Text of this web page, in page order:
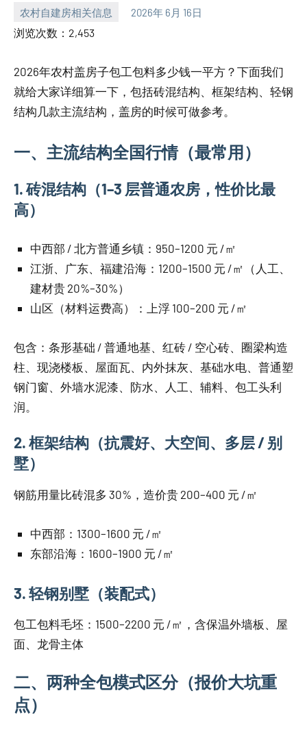
农村自建房相关信息 2026年 6月 16日
yacool
浏览次数：2,453
2026年农村盖房子包工包料多少钱一平方？下面我们
就给大家详细算一下，包括砖混结构、框架结构、轻钢
结构几款主流结构，盖房的时候可做参考。
一、主流结构全国行情（最常用）
1. 砖混结构（1–3 层普通农房，性价比最
高）
中西部 / 北方普通乡镇：950–1200 元 /㎡
江浙、广东、福建沿海：1200–1500 元 /㎡（人工、
建材贵 20%–30%）
山区（材料运费高）：上浮 100–200 元 /㎡
包含：条形基础 / 普通地基、红砖 / 空心砖、圈梁构造
柱、现浇楼板、屋面瓦、内外抹灰、基础水电、普通塑
钢门窗、外墙水泥漆、防水、人工、辅料、包工头利
润。
2. 框架结构（抗震好、大空间、多层 / 别
墅）
钢筋用量比砖混多 30%，造价贵 200–400 元 /㎡
中西部：1300–1600 元 /㎡
东部沿海：1600–1900 元 /㎡
3. 轻钢别墅（装配式）
包工包料毛坯：1500–2200 元 /㎡，含保温外墙板、屋
面、龙骨主体
二、两种全包模式区分（报价大坑重
点）